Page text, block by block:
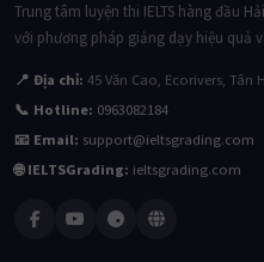
Trung tâm luyện thi IELTS hàng đầu
với phương pháp giảng dạy hiệu quả
📍 Địa chỉ: 45 Văn Cao, Ecorivers, Tân
📞 Hotline: 0963082184
📧 Email: support@ieltsgrading.com
🌐 IELTSGrading: ieltsgrading.com